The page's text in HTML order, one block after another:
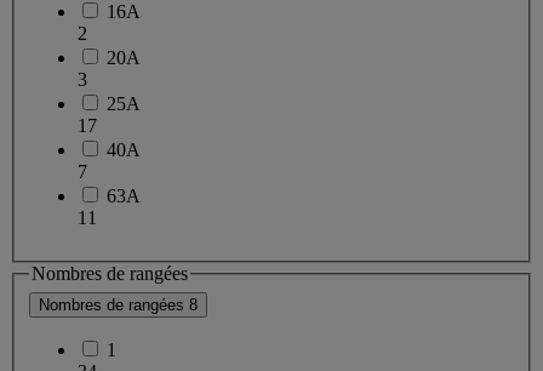
16A
2
20A
3
25A
17
40A
7
63A
11
Nombres de rangées
Nombres de rangées 8
1